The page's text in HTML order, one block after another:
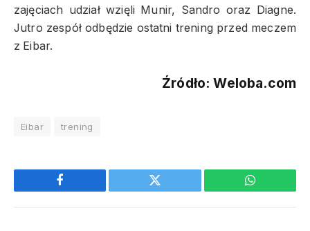
zajęciach udział wzięli Munir, Sandro oraz Diagne.
Jutro zespół odbędzie ostatni trening przed meczem
z Eibar.
Źródło: Weloba.com
Eibar trening
Facebook Twitter WhatsApp